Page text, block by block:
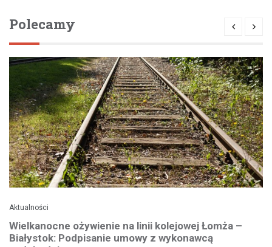
Polecamy
Aktualności
Wielkanocne ożywienie na linii kolejowej Łomża –
Białystok: Podpisanie umowy z wykonawcą